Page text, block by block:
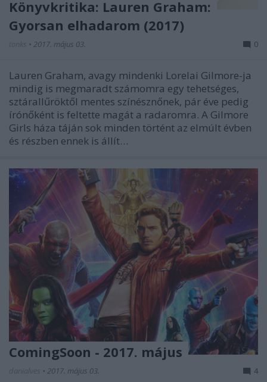
Könyvkritika: Lauren Graham:
Gyorsan elhadarom (2017)
• 2017. május 03. 0
Lauren Graham, avagy mindenki Lorelai Gilmore-ja
mindig is megmaradt számomra egy tehetséges,
sztárallűröktől mentes színésznőnek, pár éve pedig
írónőként is feltette magát a radaromra. A Gilmore
Girls háza táján sok minden történt az elmúlt évben
és részben ennek is állít…
ComingSoon - 2017. május
• 2017. május 03. 4